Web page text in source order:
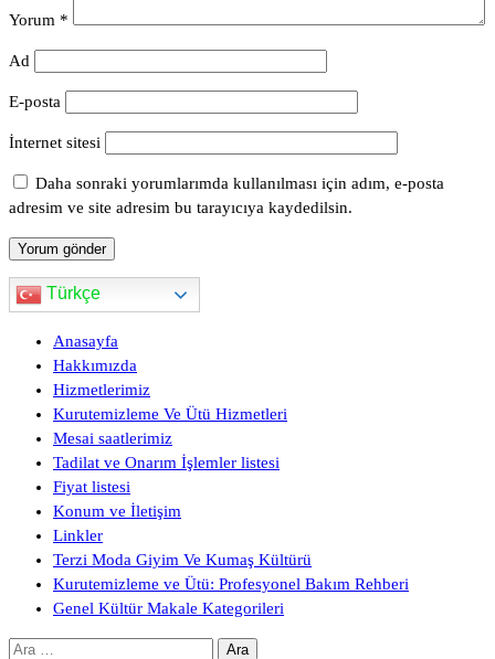
Yorum *
Ad
E-posta
İnternet sitesi
Daha sonraki yorumlarımda kullanılması için adım, e-posta
adresim ve site adresim bu tarayıcıya kaydedilsin.
Türkçe
Anasayfa
Hakkımızda
Hizmetlerimiz
Kurutemizleme Ve Ütü Hizmetleri
Mesai saatlerimiz
Tadilat ve Onarım İşlemler listesi
Fiyat listesi
Konum ve İletişim
Linkler
Terzi Moda Giyim Ve Kumaş Kültürü
Kurutemizleme ve Ütü: Profesyonel Bakım Rehberi
Genel Kültür Makale Kategorileri
Arama: